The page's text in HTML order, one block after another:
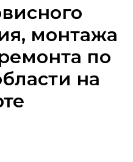
монтажа
по
на